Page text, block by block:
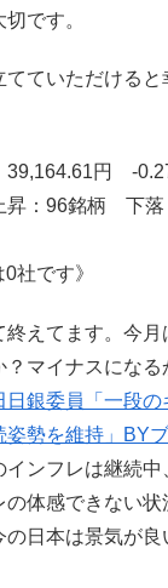
です。
ていただけると
円 -
昇：96銘柄 下
社です》
終えてます。今
マイナスになる
日銀委員「一段
姿勢を維持」BY
インフレは継続
体感できない
の日本は景気が